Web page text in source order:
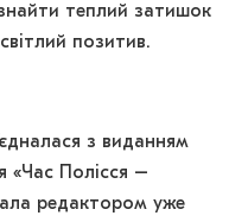
теплий затишок
позитив.
з виданням
«Час Полісся –
редактором уже